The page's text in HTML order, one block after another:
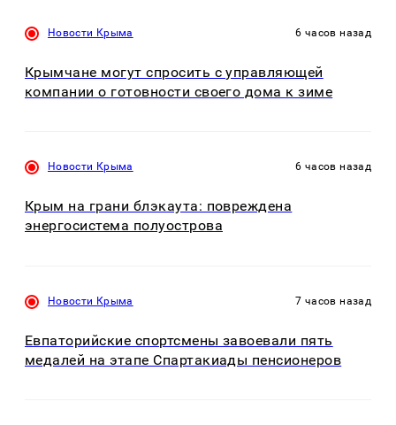
Новости Крыма 6 часов назад
Крымчане могут спросить с управляющей
компании о готовности своего дома к зиме
Новости Крыма 6 часов назад
Крым на грани блэкаута: повреждена
энергосистема полуострова
Новости Крыма 7 часов назад
Евпаторийские спортсмены завоевали пять
медалей на этапе Спартакиады пенсионеров